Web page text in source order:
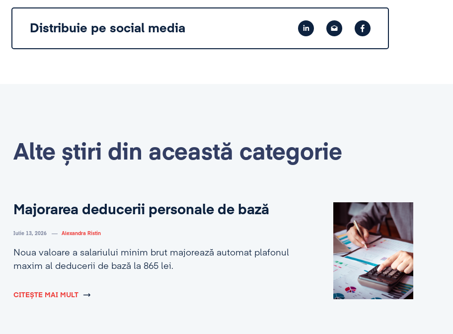
Distribuie pe social media
Alte știri din această categorie
Majorarea deducerii personale de bază
Iulie 13, 2026 Alexandra Ristin
Noua valoare a salariului minim brut majorează automat plafonul
maxim al deducerii de bază la 865 lei.
CITEȘTE MAI MULT